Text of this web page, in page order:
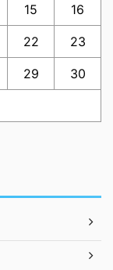
15 16
22 23
29 30